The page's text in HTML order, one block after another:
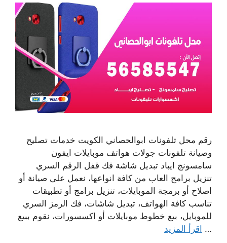
رقم محل تلفونات ابوالحصاني الكويت خدمات تصليح
وصيانة تلفونات جولات هواتف موبايلات ايفون
سامسونج ايباد تبديل شاشة فك قفل الرقم السري
تنزيل برامج العاب من كافة انواعها، نعمل على صيانة أو
اصلاح أو برمجة الموبايلات، تنزيل برامج أو تطبيقات
تناسب كافة الهواتف، تبديل شاشات، فك الرمز السري
للموبايل، بيع خطوط موبايلات أو اكسسورات، نقوم ببيع
… اقرأ المزيد